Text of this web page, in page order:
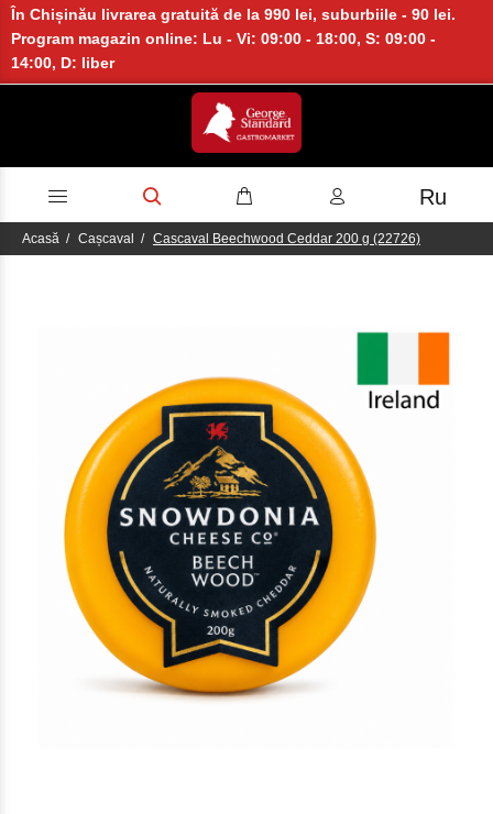
În Chișinău livrarea gratuită de la 990 lei, suburbiile - 90 lei.
Program magazin online: Lu - Vi: 09:00 - 18:00, S: 09:00 -
14:00, D: liber
Ru
Acasă Cașcaval Cascaval Beechwood Ceddar 200 g (22726)